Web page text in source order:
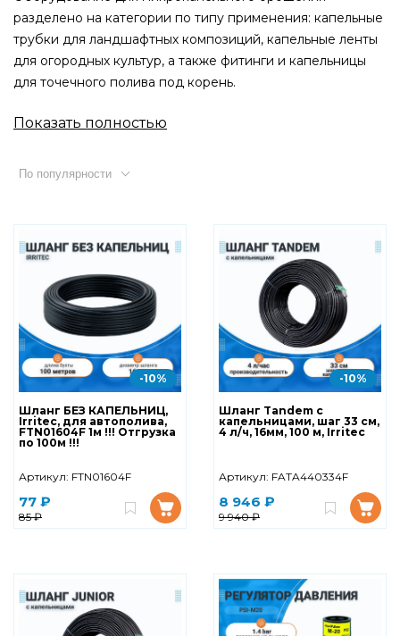
разделено на категории по типу применения: капельные
трубки для ландшафтных композиций, капельные ленты
для огородных культур, а также фитинги и капельницы
для точечного полива под корень.
Показать полностью
По популярности
-10%
Шланг БЕЗ КАПЕЛЬНИЦ,
Irritec, для автополива,
FTN01604F 1м !!! Отгрузка
по 100м !!!
Артикул: FTN01604F
77 ₽
85 ₽
-10%
Шланг Tandem с
капельницами, шаг 33 см,
4 л/ч, 16мм, 100 м, Irritec
Артикул: FATA440334F
8 946 ₽
9 940 ₽